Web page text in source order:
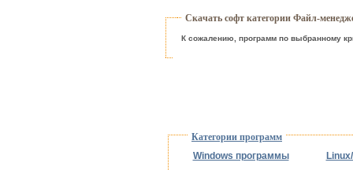
Скачать софт категории Файл-
К сожалению, программ по выбранному
Категории программ
Windows программы